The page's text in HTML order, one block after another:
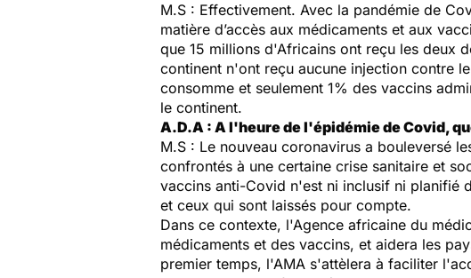
M.S : Effectivement. Avec la pandémie de
matière d’accès aux médicaments et aux
que 15 millions d'Africains ont reçu les deux
continent n'ont reçu aucune injection contre
consomme et seulement 1% des vaccins
le continent.
A.D.A : A l'heure de l'épidémie de Covid,
M.S : Le nouveau coronavirus a bouleversé
confrontés à une certaine crise sanitaire et
vaccins anti-Covid n'est ni inclusif ni planifié
et ceux qui sont laissés pour compte.
Dans ce contexte, l'Agence africaine du
médicaments et des vaccins, et aidera les
premier temps, l'AMA s'attèlera à faciliter